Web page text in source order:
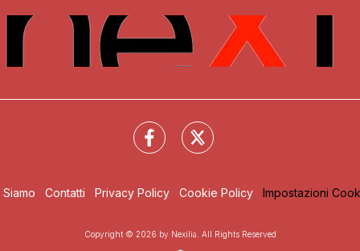
Siamo Contatti Privacy Policy Cookie Policy Impostazioni
Copyright © 2026 by Nexilia. All Rights Reserved